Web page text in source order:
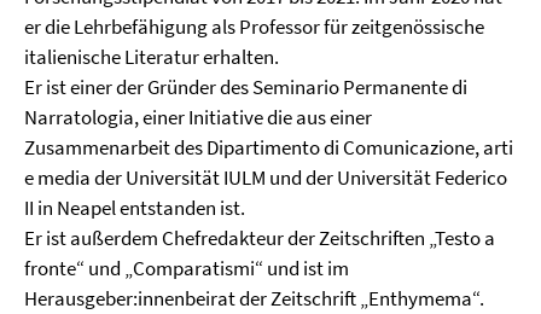
er die Lehrbefähigung als Professor für zeitgenössische
italienische Literatur erhalten.
Er ist einer der Gründer des Seminario Permanente di
Narratologia, einer Initiative die aus einer
Zusammenarbeit des Dipartimento di Comunicazione, arti
e media der Universität IULM und der Universität Federico
II in Neapel entstanden ist.
Er ist außerdem Chefredakteur der Zeitschriften „Testo a
fronte“ und „Comparatismi“ und ist im
Herausgeber:innenbeirat der Zeitschrift „Enthymema“.